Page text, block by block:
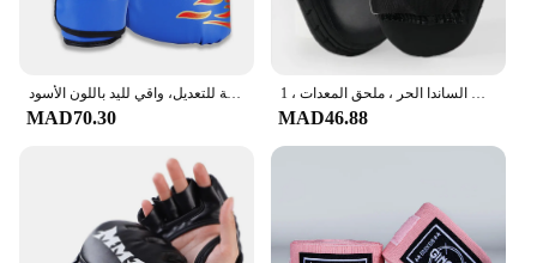
MAD70.30 MAD46.88